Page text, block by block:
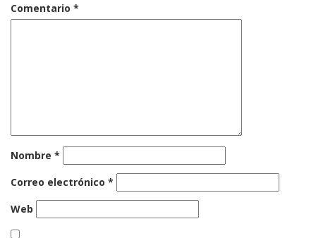
Comentario *
Nombre *
Correo electrónico *
Web